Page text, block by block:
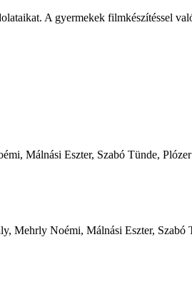
A gyermekek filmkészítéssel
Málnási Eszter, Szabó Tünde,
Mehrly Noémi, Málnási Eszter, Szabó